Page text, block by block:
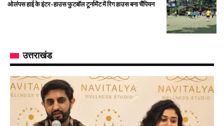
ओलंपस हाई के इंटर-हाउस फुटबॉल टूर्नामेंट में रिग हाउस बना चैंपियन
उत्तराखंड